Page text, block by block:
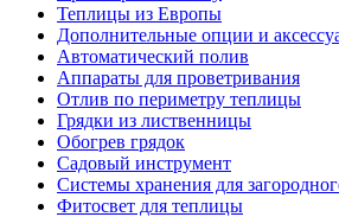
Теплицы из Европы
Дополнительные опции и
Автоматический полив
Аппараты для проветривания
Отлив по периметру теплицы
Грядки из лиственницы
Обогрев грядок
Садовый инструмент
Системы хранения для
Фитосвет для теплицы